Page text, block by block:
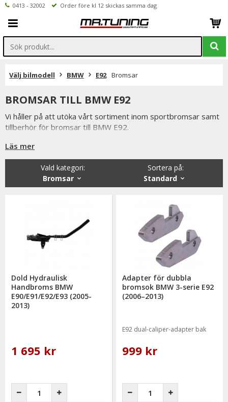
0413 - 32002 Order före kl 12 skickas samma dag
Välj bilmodell BMW E92 Bromsar
BROMSAR TILL BMW E92
Vi håller på att utöka vårt sortiment inom sportbromsar samt
tillberhör för bromsar till BMW E92.
Hittar ni ej vad ni söker är ni välkomna att kontakta oss per
Läs mer
Sortera på:
Standard
Vald kategori:
Bromsar
Dold Hydraulisk
Handbroms BMW
E90/E91/E92/E93 (2005-
2013)
1 695 kr
Adapter för dubbla
bromsok BMW 3-serie E92
(2006–2013)
E92 dual-caliper-adapter bak
999 kr